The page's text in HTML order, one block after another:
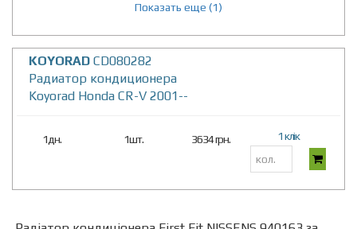
Показать еще (1)
KOYORAD CD080282
Радиатор кондиционера
Koyorad Honda CR-V 2001--
1дн. 1шт. 3634 грн. 1 клік